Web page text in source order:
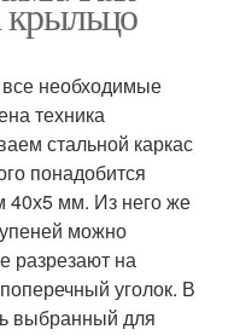
крыльцо
все необходимые
техника
стальной каркас
понадобится
40х5 мм. Из него же
можно
разрезают на
уголок. В
выбранный для